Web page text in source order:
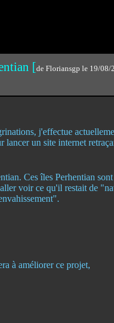
[de Floriansgp le 19/08/
j'effectue
un site internet
Ces îles Perhentian
voir ce qu'il restait de
à améliorer ce projet,